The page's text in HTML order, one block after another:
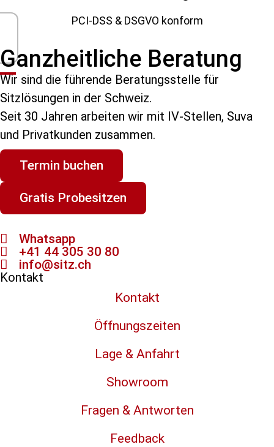
PCI-DSS & DSGVO konform
Ganzheitliche Beratung
Wir sind die führende Beratungsstelle für
Sitzlösungen in der Schweiz.
Seit 30 Jahren arbeiten wir mit IV-Stellen, Suva
und Privatkunden zusammen.
Termin buchen
Gratis Probesitzen
Whatsapp
+41 44 305 30 80
info@sitz.ch
Kontakt
Kontakt
Öffnungszeiten
Lage & Anfahrt
Showroom
Fragen & Antworten
Feedback